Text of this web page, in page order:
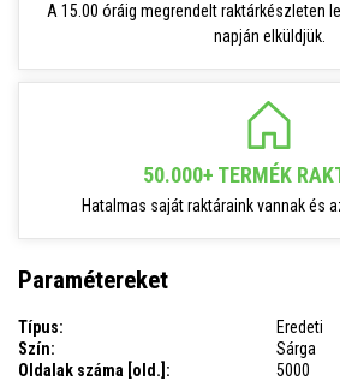
A 15.00 óráig megrendelt raktárkészleten
napján elküldjük.
50.000+ TERMÉK
Hatalmas saját raktáraink vannak és
Paramétereket
Típus:
Eredeti
Szín:
Sárga
Oldalak száma [old.]:
5000